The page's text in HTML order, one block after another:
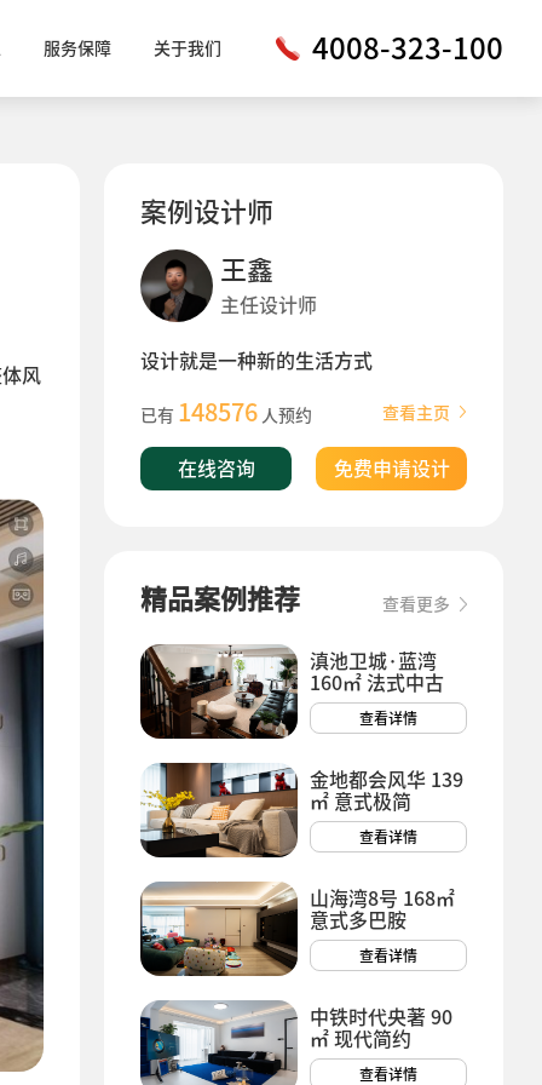
服务保障 关于我们 4008-323-100
风
案例设计师
王鑫
主任设计师
设计就是一种新的生活方式
已有 148576 人预约 查看主页
在线咨询 免费申请设计
精品案例推荐 查看更多
滇池卫城·蓝湾
160㎡ 法式中古
查看详情
金地都会风华 139
㎡ 意式极简
查看详情
山海湾8号 168㎡
意式多巴胺
查看详情
中铁时代央著 90
㎡ 现代简约
查看详情